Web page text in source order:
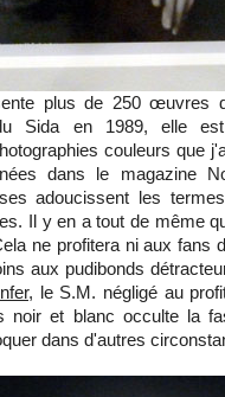
plus de 250 œuvres
Sida en 1989, elle
couleurs que
dans le magazine
adoucissent les
Il y en a tout de même
ne profitera ni aux fans
aux pudibonds
, le S.M. négligé au
noir et blanc occulte la
dans d'autres